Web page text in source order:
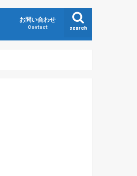
search
お問い合わせ
Contact